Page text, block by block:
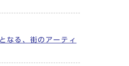
なる、街のアーティ